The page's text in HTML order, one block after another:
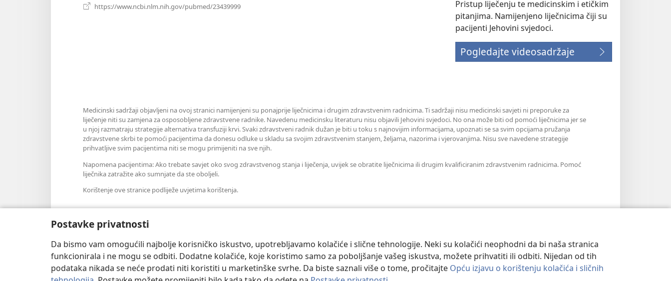
Postavke privatnosti
Da bismo vam omogućili najbolje korisničko iskustvo, upotrebljavamo kolačiće i slične tehnologije. Neki su kolačići neophodni da bi naša stranica
funkcionirala i ne mogu se odbiti. Dodatne kolačiće, koje koristimo samo za poboljšanje vašeg iskustva, možete prihvatiti ili odbiti. Nijedan od tih
podataka nikada se neće prodati niti koristiti u marketinške svrhe. Da biste saznali više o tome, pročitajte Opću izjavu o korištenju kolačića i sličnih
https://www.ncbi.nlm.nih.gov/pubmed/23439999
Pristup liječenju te medicinskim i etičkim
pitanjima. Namijenjeno liječnicima čiji su
pacijenti Jehovini svjedoci.
Pogledajte videosadržaje
Medicinski sadržaji objavljeni na ovoj stranici namijenjeni su ponajprije liječnicima i drugim zdravstvenim radnicima. Ti sadržaji nisu medicinski savjeti ni preporuke za
liječenje niti su zamjena za osposobljene zdravstvene radnike. Navedenu medicinsku literaturu nisu objavili Jehovini svjedoci. No ona može biti od pomoći liječnicima jer se
u njoj razmatraju strategije alternativa transfuziji krvi. Svaki zdravstveni radnik dužan je biti u toku s najnovijim informacijama, upoznati se sa svim opcijama pružanja
zdravstvene skrbi te pomoći pacijentima da donesu odluke u skladu sa svojim zdravstvenim stanjem, željama, nazorima i vjerovanjima. Nisu sve navedene strategije
prihvatljive svim pacijentima niti se mogu primijeniti na sve njih.
Napomena pacijentima: Ako trebate savjet oko svog zdravstvenog stanja i liječenja, uvijek se obratite liječnicima ili drugim kvalificiranim zdravstvenim radnicima. Pomoć
liječnika zatražite ako sumnjate da ste oboljeli.
Korištenje ove stranice podliježe uvjetima korištenja.